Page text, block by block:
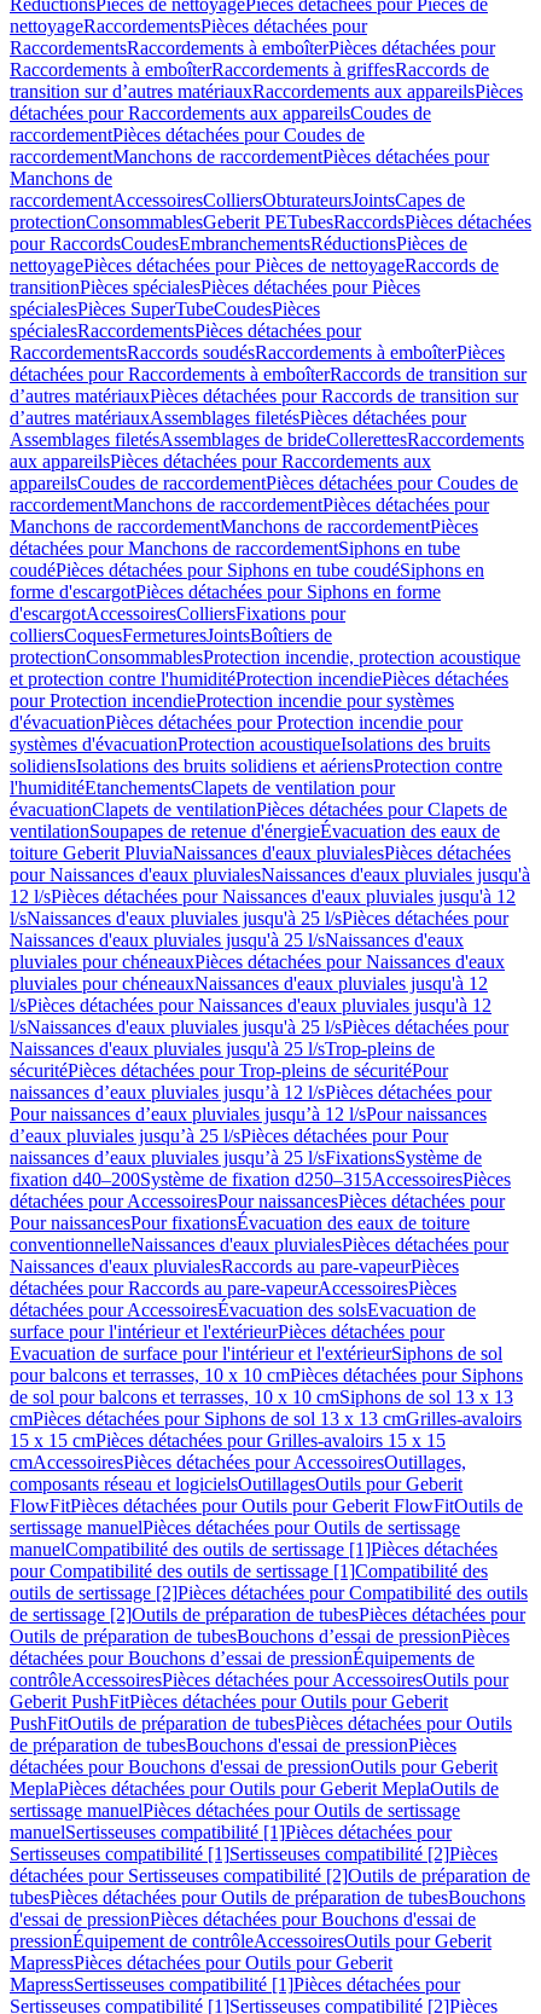
RéductionsPièces de nettoyagePièces détachées pour Pièces de
nettoyageRaccordementsPièces détachées pour
RaccordementsRaccordements à emboîterPièces détachées pour
Raccordements à emboîterRaccordements à griffesRaccords de
transition sur d’autres matériauxRaccordements aux appareilsPièces
détachées pour Raccordements aux appareilsCoudes de
raccordementPièces détachées pour Coudes de
raccordementManchons de raccordementPièces détachées pour
Manchons de
raccordementAccessoiresColliersObturateursJointsCapes de
protectionConsommablesGeberit PETubesRaccordsPièces détachées
pour RaccordsCoudesEmbranchementsRéductionsPièces de
nettoyagePièces détachées pour Pièces de nettoyageRaccords de
transitionPièces spécialesPièces détachées pour Pièces
spécialesPièces SuperTubeCoudesPièces
spécialesRaccordementsPièces détachées pour
RaccordementsRaccords soudésRaccordements à emboîterPièces
détachées pour Raccordements à emboîterRaccords de transition sur
d’autres matériauxPièces détachées pour Raccords de transition sur
d’autres matériauxAssemblages filetésPièces détachées pour
Assemblages filetésAssemblages de brideCollerettesRaccordements
aux appareilsPièces détachées pour Raccordements aux
appareilsCoudes de raccordementPièces détachées pour Coudes de
raccordementManchons de raccordementPièces détachées pour
Manchons de raccordementManchons de raccordementPièces
détachées pour Manchons de raccordementSiphons en tube
coudéPièces détachées pour Siphons en tube coudéSiphons en
forme d'escargotPièces détachées pour Siphons en forme
d'escargotAccessoiresColliersFixations pour
colliersCoquesFermeturesJointsBoîtiers de
protectionConsommablesProtection incendie, protection acoustique
et protection contre l'humiditéProtection incendiePièces détachées
pour Protection incendieProtection incendie pour systèmes
d'évacuationPièces détachées pour Protection incendie pour
systèmes d'évacuationProtection acoustiqueIsolations des bruits
solidiensIsolations des bruits solidiens et aériensProtection contre
l'humiditéEtanchementsClapets de ventilation pour
évacuationClapets de ventilationPièces détachées pour Clapets de
ventilationSoupapes de retenue d'énergieÉvacuation des eaux de
toiture Geberit PluviaNaissances d'eaux pluvialesPièces détachées
pour Naissances d'eaux pluvialesNaissances d'eaux pluviales jusqu'à
12 l/sPièces détachées pour Naissances d'eaux pluviales jusqu'à 12
l/sNaissances d'eaux pluviales jusqu'à 25 l/sPièces détachées pour
Naissances d'eaux pluviales jusqu'à 25 l/sNaissances d'eaux
pluviales pour chéneauxPièces détachées pour Naissances d'eaux
pluviales pour chéneauxNaissances d'eaux pluviales jusqu'à 12
l/sPièces détachées pour Naissances d'eaux pluviales jusqu'à 12
l/sNaissances d'eaux pluviales jusqu'à 25 l/sPièces détachées pour
Naissances d'eaux pluviales jusqu'à 25 l/sTrop-pleins de
sécuritéPièces détachées pour Trop-pleins de sécuritéPour
naissances d’eaux pluviales jusqu’à 12 l/sPièces détachées pour
Pour naissances d’eaux pluviales jusqu’à 12 l/sPour naissances
d’eaux pluviales jusqu’à 25 l/sPièces détachées pour Pour
naissances d’eaux pluviales jusqu’à 25 l/sFixationsSystème de
fixation d40–200Système de fixation d250–315AccessoiresPièces
détachées pour AccessoiresPour naissancesPièces détachées pour
Pour naissancesPour fixationsÉvacuation des eaux de toiture
conventionnelleNaissances d'eaux pluvialesPièces détachées pour
Naissances d'eaux pluvialesRaccords au pare-vapeurPièces
détachées pour Raccords au pare-vapeurAccessoiresPièces
détachées pour AccessoiresÉvacuation des solsEvacuation de
surface pour l'intérieur et l'extérieurPièces détachées pour
Evacuation de surface pour l'intérieur et l'extérieurSiphons de sol
pour balcons et terrasses, 10 x 10 cmPièces détachées pour Siphons
de sol pour balcons et terrasses, 10 x 10 cmSiphons de sol 13 x 13
cmPièces détachées pour Siphons de sol 13 x 13 cmGrilles-avaloirs
15 x 15 cmPièces détachées pour Grilles-avaloirs 15 x 15
cmAccessoiresPièces détachées pour AccessoiresOutillages,
composants réseau et logicielsOutillagesOutils pour Geberit
FlowFitPièces détachées pour Outils pour Geberit FlowFitOutils de
sertissage manuelPièces détachées pour Outils de sertissage
manuelCompatibilité des outils de sertissage [1]Pièces détachées
pour Compatibilité des outils de sertissage [1]Compatibilité des
outils de sertissage [2]Pièces détachées pour Compatibilité des outils
de sertissage [2]Outils de préparation de tubesPièces détachées pour
Outils de préparation de tubesBouchons d’essai de pressionPièces
détachées pour Bouchons d’essai de pressionÉquipements de
contrôleAccessoiresPièces détachées pour AccessoiresOutils pour
Geberit PushFitPièces détachées pour Outils pour Geberit
PushFitOutils de préparation de tubesPièces détachées pour Outils
de préparation de tubesBouchons d'essai de pressionPièces
détachées pour Bouchons d'essai de pressionOutils pour Geberit
MeplaPièces détachées pour Outils pour Geberit MeplaOutils de
sertissage manuelPièces détachées pour Outils de sertissage
manuelSertisseuses compatibilité [1]Pièces détachées pour
Sertisseuses compatibilité [1]Sertisseuses compatibilité [2]Pièces
détachées pour Sertisseuses compatibilité [2]Outils de préparation de
tubesPièces détachées pour Outils de préparation de tubesBouchons
d'essai de pressionPièces détachées pour Bouchons d'essai de
pressionÉquipement de contrôleAccessoiresOutils pour Geberit
MapressPièces détachées pour Outils pour Geberit
MapressSertisseuses compatibilité [1]Pièces détachées pour
Sertisseuses compatibilité [1]Sertisseuses compatibilité [2]Pièces